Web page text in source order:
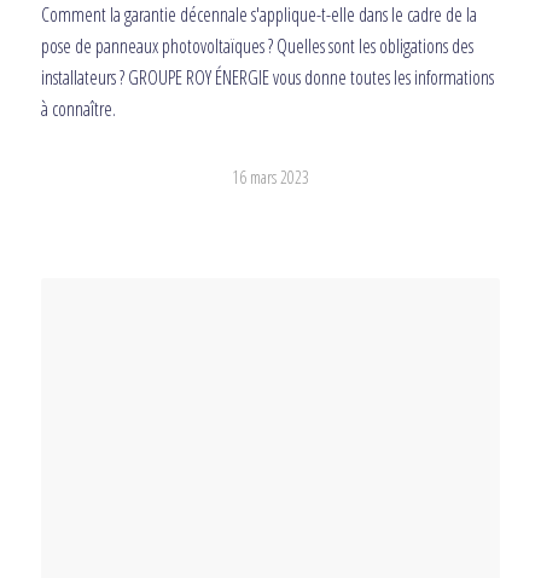
Comment la garantie décennale s'applique-t-elle dans le cadre de la
pose de panneaux photovoltaïques ? Quelles sont les obligations des
installateurs ? GROUPE ROY ÉNERGIE vous donne toutes les informations
à connaître.
16 mars 2023